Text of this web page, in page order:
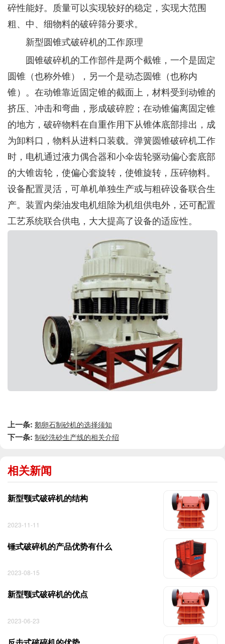
碎性能好。质量可以实现较好的稳定，实现大范围
粗、中、细物料的破碎筛分要求。
新型圆锥式破碎机的工作原理
圆锥破碎机的工作部件是两个截锥，一个是固定
圆锥（也称外锥），另一个是动态圆锥（也称内
锥）。在动锥靠近固定锥的截面上，材料受到动锥的
挤压、冲击和弯曲，形成破碎腔；在动锥偏离固定锥
的地方，破碎物料在自重作用下从锥体底部排出，成
为卸料口，物料从进料口装载。弹簧圆锥破碎机工作
时，电机通过液力偶合器和小伞齿轮驱动偏心套底部
的大锥齿轮，使偏心套旋转，使锥旋转，压碎物料。
设备配置灵活，可单机单独生产或与粗碎设备联合生
产。装置内柴油发电机组除为机组供电外，还可配置
工艺系统联合供电，大大提高了设备的适应性。
上一条: 鹅卵石制砂机的选择须知
下一条: 制砂洗砂生产线的相关介绍
相关新闻
新型颚式破碎机的结构
2023-11-11
锤式破碎机的产品优势有什么
2023-08-15
新型颚式破碎机的优点
2023-06-23